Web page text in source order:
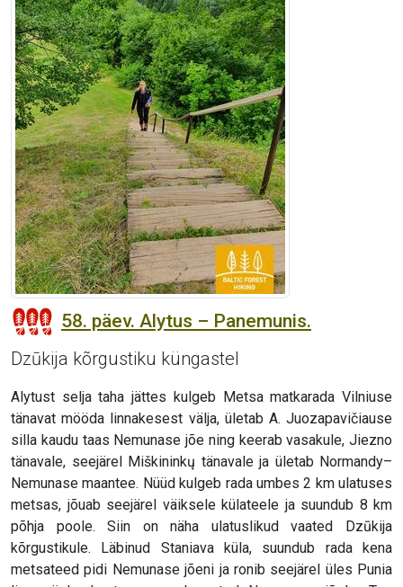
58. päev. Alytus – Panemunis.
Dzūkija kõrgustiku küngastel
Alytust selja taha jättes kulgeb Metsa matkarada Vilniuse
tänavat mööda linnakesest välja, ületab A. Juozapavičiause
silla kaudu taas Nemunase jõe ning keerab vasakule, Jiezno
tänavale, seejärel Miškininkų tänavale ja ületab Normandy–
Nemunase maantee. Nüüd kulgeb rada umbes 2 km ulatuses
metsas, jõuab seejärel väiksele külateele ja suundub 8 km
põhja poole. Siin on näha ulatuslikud vaated Dzūkija
kõrgustikule. Läbinud Staniava küla, suundub rada kena
metsateed pidi Nemunase jõeni ja ronib seejärel üles Punia